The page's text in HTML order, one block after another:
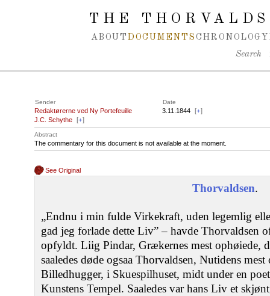
Spring navigation over
THE
ABOUT DOCUMENTS CHRONOLOGY
Search
Sender Date
Redaktørerne ved Ny Portefeuille
J.C. Schythe
[+]
3.11.1844 [+]
Abstract
The commentary for this document is not available at the moment.
See Original
Thorvaldsen.
„Endnu i min fulde Virkekraft, uden legemlig
gad jeg forlade dette Liv” ‒ havde Thorvaldsen
opfyldt. Liig Pindar, Grækernes mest ophøiede,
saaledes døde ogsaa Thorvaldsen, Nutidens
Billedhugger, i Skuespilhuset, midt under en
Kunstens Tempel. Saaledes var hans Liv et